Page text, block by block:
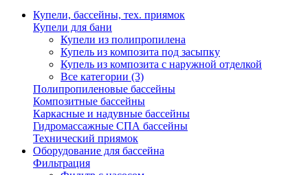
Купели, бассейны, тех. приямок
Купели для бани
Купели из полипропилена
Купель из композита под засыпку
Купель из композита с наружной отделкой
Все категории (3)
Полипропиленовые бассейны
Композитные бассейны
Каркасные и надувные бассейны
Гидромассажные СПА бассейны
Технический приямок
Оборудование для бассейна
Фильтрация